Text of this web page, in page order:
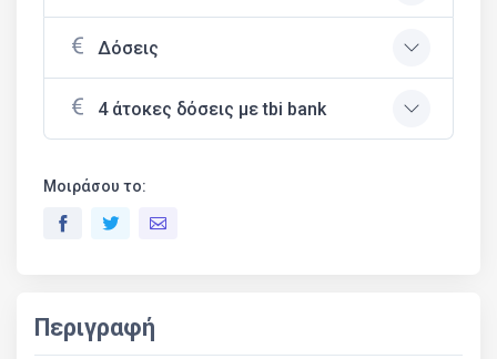
Δόσεις
4 άτοκες δόσεις με tbi bank
Μοιράσου το:
Περιγραφή